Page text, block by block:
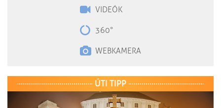
VIDEÓK
360°
WEBKAMERA
ÚTI TIPP